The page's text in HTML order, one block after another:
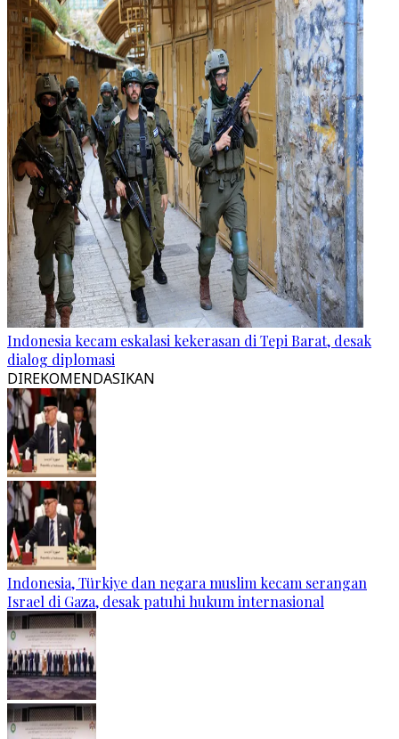
Indonesia kecam eskalasi kekerasan di Tepi Barat, desak
dialog diplomasi
DIREKOMENDASIKAN
Indonesia, Türkiye dan negara muslim kecam serangan
Israel di Gaza, desak patuhi hukum internasional